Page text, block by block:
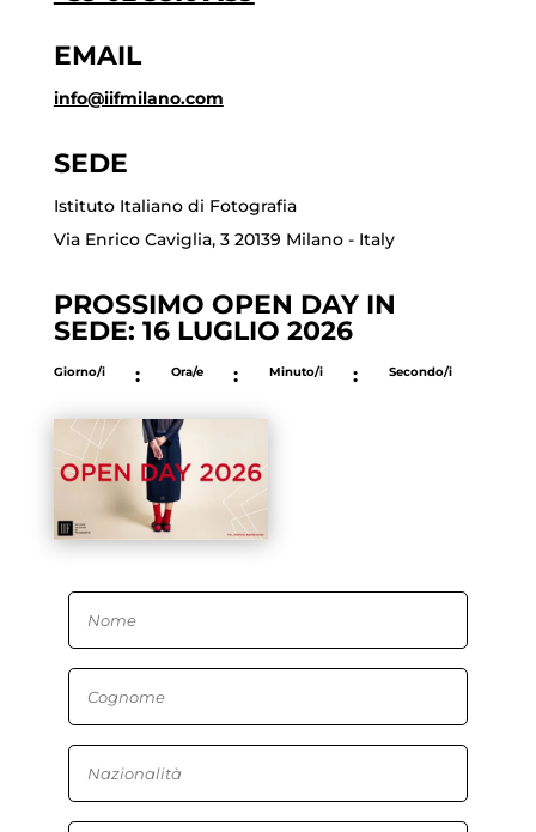
EMAIL
info@iifmilano.com
SEDE
Istituto Italiano di Fotografia
Via Enrico Caviglia, 3 20139 Milano - Italy
PROSSIMO OPEN DAY IN
SEDE: 16 LUGLIO 2026
Giorno/i : Ora/e : Minuto/i : Secondo/i